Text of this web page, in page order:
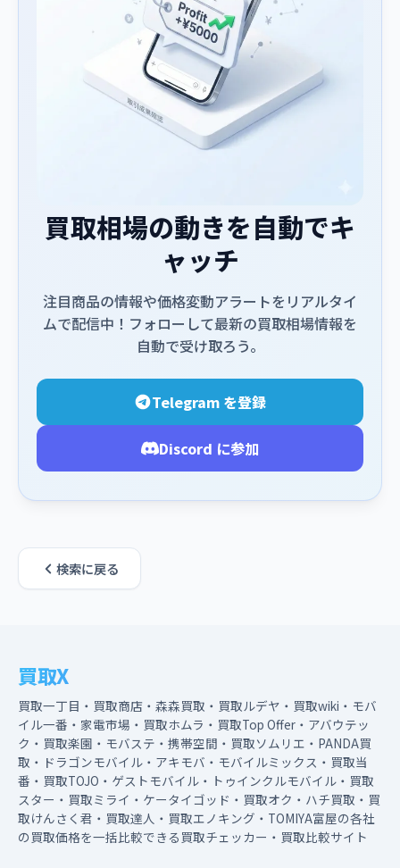
買取相場の動きを自動でキ
ャッチ
注目商品の情報や価格変動アラートをリアルタイ
ムで配信中！フォローして最新の買取相場情報を
自動で受け取ろう。
Telegram を登録
Discord に参加
検索に戻る
買取X
買取一丁目・買取商店・森森買取・買取ルデヤ・買取wiki・モバ
イル一番・家電市場・買取ホムラ・買取Top Offer・アバウテッ
ク・買取楽園・モバステ・携帯空間・買取ソムリエ・PANDA買
取・ドラゴンモバイル・アキモバ・モバイルミックス・買取当
番・買取TOJO・ゲストモバイル・トゥインクルモバイル・買取
スター・買取ミライ・ケータイゴッド・買取オク・ハチ買取・買
取けんさく君・買取達人・買取エノキング・TOMIYA富屋の各社
の買取価格を一括比較できる買取チェッカー・買取比較サイト